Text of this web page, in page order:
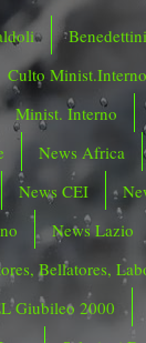
Culto Minist.Interno
Minist. Interno
News Africa
News CEI
News Lazio
Bellatores,
Giubileo 2000